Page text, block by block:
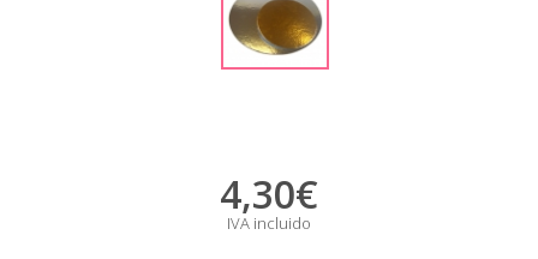
4,30€
IVA incluido